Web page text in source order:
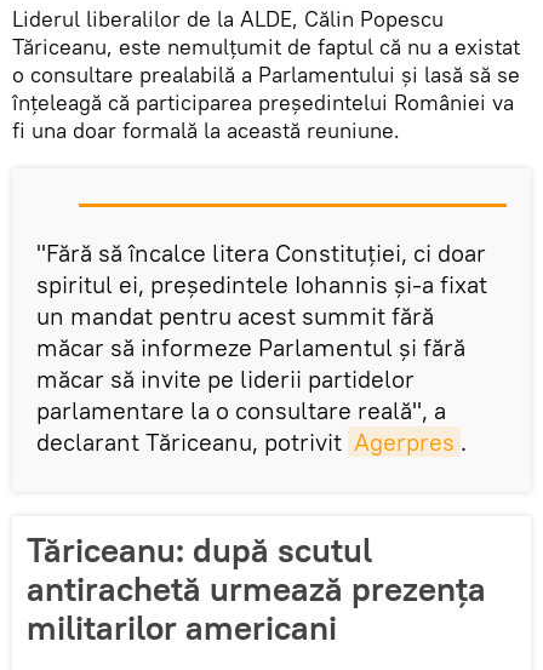
Liderul liberalilor de la ALDE, Călin Popescu
Tăriceanu, este nemulțumit de faptul că nu a existat
o consultare prealabilă a Parlamentului și lasă să se
înțeleagă că participarea președintelui României va
fi una doar formală la această reuniune.
"Fără să încalce litera Constituției, ci doar
spiritul ei, președintele Iohannis și-a fixat
un mandat pentru acest summit fără
măcar să informeze Parlamentul și fără
măcar să invite pe liderii partidelor
parlamentare la o consultare reală", a
declarant Tăriceanu, potrivit Agerpres .
Tăriceanu: după scutul
antirachetă urmează prezența
militarilor americani